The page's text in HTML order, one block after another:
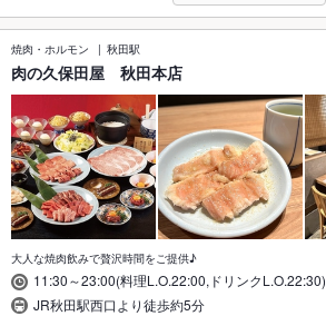
焼肉・ホルモン 秋田駅
肉の久保田屋 秋田本店
大人な焼肉飲みで贅沢時間をご提供♪
11:30～23:00(料理L.O.22:00,ドリンクL.O.22:30)
JR秋田駅西口より徒歩約5分